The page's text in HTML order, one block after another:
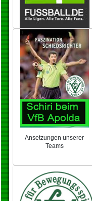
Ansetzungen unserer
Teams